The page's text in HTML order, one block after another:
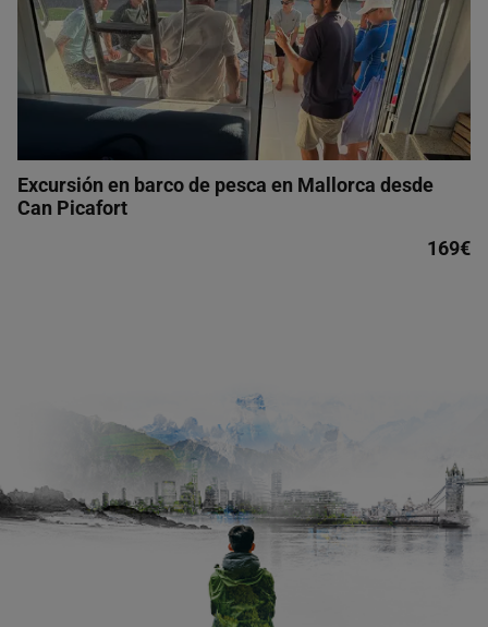
Excursión en barco de pesca en Mallorca desde
Can Picafort
169€